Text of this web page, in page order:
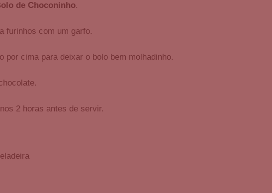
de Choconinho.
furinhos com um garfo.
por cima para deixar o bolo bem molhadinho.
2 horas antes de servir.